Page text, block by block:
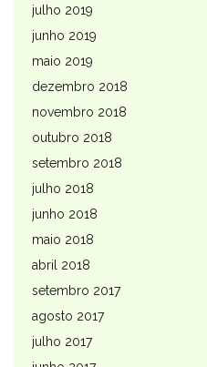
julho 2019
junho 2019
maio 2019
dezembro 2018
novembro 2018
outubro 2018
setembro 2018
julho 2018
junho 2018
maio 2018
abril 2018
setembro 2017
agosto 2017
julho 2017